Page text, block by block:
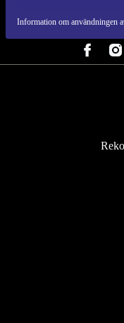
Information om användningen